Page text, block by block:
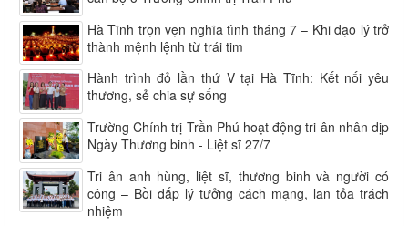
Hà Tĩnh trọn vẹn nghĩa tình tháng 7 – Khi đạo lý trở
thành mệnh lệnh từ trái tim
Hành trình đỏ lần thứ V tại Hà Tĩnh: Kết nối yêu
thương, sẻ chia sự sống
Trường Chính trị Trần Phú hoạt động tri ân nhân dịp
Ngày Thương binh - Liệt sĩ 27/7
Tri ân anh hùng, liệt sĩ, thương binh và người có
công – Bồi đắp lý tưởng cách mạng, lan tỏa trách
nhiệm